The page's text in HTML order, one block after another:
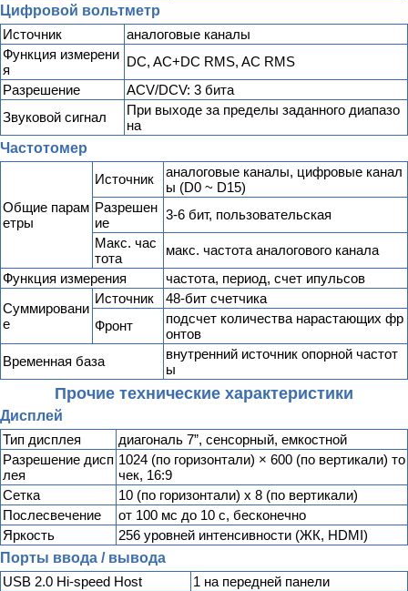
Цифровой вольтметр
Источник
аналоговые каналы
Функция измерени
я
DC, AC+DC RMS, AC RMS
Разрешение
ACV/DCV: 3 бита
Звуковой сигнал
При выходе за пределы заданного диапазо
на
Частотомер
Общие парам
етры
Источник
аналоговые каналы, цифровые канал
ы (D0 ~ D15)
Разрешен
ие
3-6 бит, пользовательская
Макс. час
тота
макс. частота аналогового канала
Функция измерения
частота, период, счет ипульсов
Суммировани
е
Источник
48-бит счетчика
Фронт
подсчет количества нарастающих фр
онтов
Временная база
внутренний источник опорной частот
ы
Прочие технические характеристики
Дисплей
Тип дисплея
диагональ 7”, сенсорный, емкостной
Разрешение дисп
лея
1024 (по горизонтали) × 600 (по вертикали) то
чек, 16:9
Сетка
10 (по горизонтали) x 8 (по вертикали)
Послесвечение
от 100 мс до 10 с, бесконечно
Яркость
256 уровней интенсивности (ЖК, HDMI)
Порты ввода / вывода
USB 2.0 Hi-speed Host
1 на передней панели